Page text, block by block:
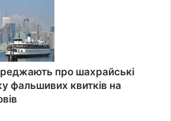
про шахрайські
фальшивих квитків на